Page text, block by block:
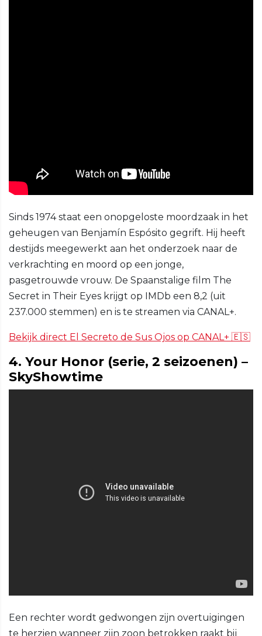
Sinds 1974 staat een onopgeloste moordzaak in het
geheugen van Benjamín Espósito gegrift. Hij heeft
destijds meegewerkt aan het onderzoek naar de
verkrachting en moord op een jonge,
pasgetrouwde vrouw. De Spaanstalige film The
Secret in Their Eyes krijgt op IMDb een 8,2 (uit
237.000 stemmen) en is te streamen via CANAL+.
Bekijk direct El Secreto de Sus Ojos op CANAL+ 🇪🇸
4. Your Honor (serie, 2 seizoenen) –
SkyShowtime
Een rechter wordt gedwongen zijn overtuigingen
te herzien wanneer zijn zoon betrokken raakt bij